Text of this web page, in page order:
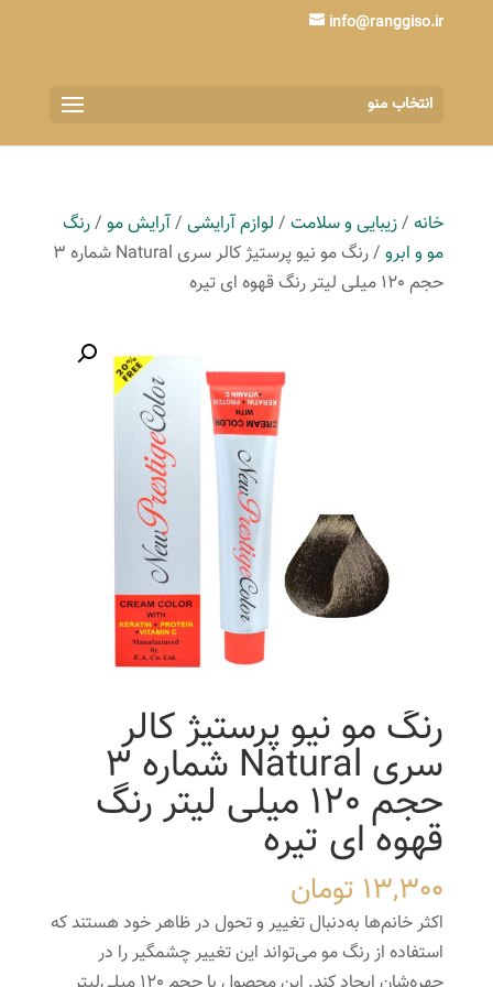
info@ranggiso.ir
انتخاب منو
خانه/زیبایی و سلامت/ لوازم آرایشی/آرایش مو/رنگ
مو و ابرو
/ رنگ مو نیو پرستیژ کالر سری Natural شماره 3
حجم 120 میلی لیتر رنگ قهوه ای تیره
رنگ مو نیو پرستیژ کالر
سری Natural شماره 3
حجم 120 میلی لیتر رنگ
قهوه ای تیره
13,300 تومان
اکثر خانم‌ها به‌دنبال تغییر و تحول در ظاهر خود هستند که
استفاده از رنگ مو می‌تواند این تغییر چشمگیر را در